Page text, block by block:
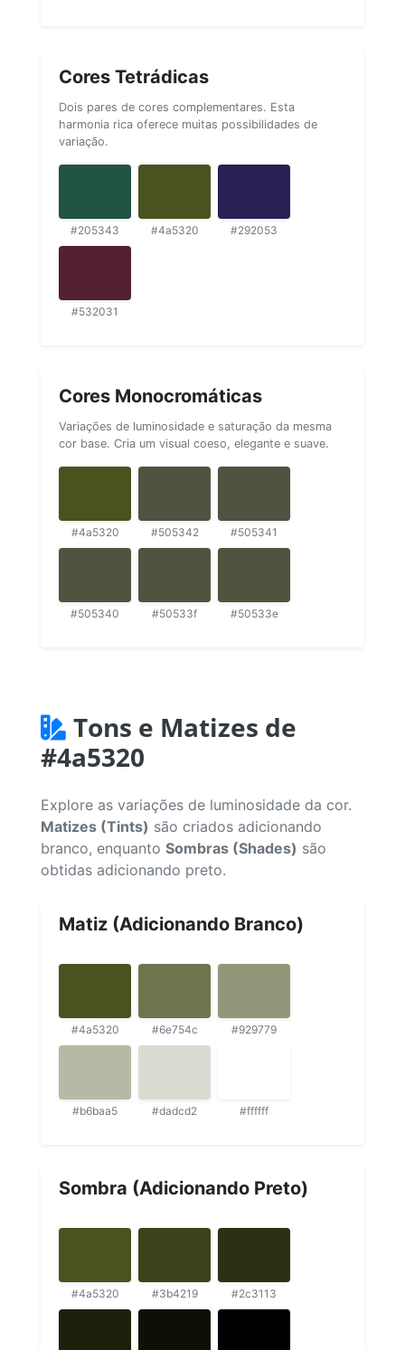
Cores Tetrádicas
Dois pares de cores complementares. Esta
harmonia rica oferece muitas possibilidades de
variação.
#205343 #4a5320 #292053
#532031
Cores Monocromáticas
Variações de luminosidade e saturação da mesma
cor base. Cria um visual coeso, elegante e suave.
#4a5320 #505342 #505341
#505340 #50533f #50533e
Tons e Matizes de
#4a5320
Explore as variações de luminosidade da cor.
Matizes (Tints) são criados adicionando
branco, enquanto Sombras (Shades) são
obtidas adicionando preto.
Matiz (Adicionando Branco)
#4a5320 #6e754c #929779
#b6baa5 #dadcd2 #ffffff
Sombra (Adicionando Preto)
#4a5320 #3b4219 #2c3113